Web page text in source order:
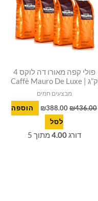
פולי קפה מאורו דה לוקס 4
ק”ג | Caffè Mauro De Luxe
מבצעים חמים
₪436.00
₪388.00
הוספה
לסל
דורג4.00 מתוך 5